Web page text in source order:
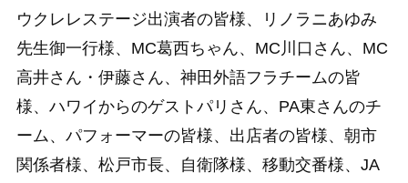
ウクレレステージ出演者の皆様、リノラニあゆみ
先生御一行様、MC葛西ちゃん、MC川口さん、MC
高井さん・伊藤さん、神田外語フラチームの皆
様、ハワイからのゲストパリさん、PA東さんのチ
ーム、パフォーマーの皆様、出店者の皆様、朝市
関係者様、松戸市長、自衛隊様、移動交番様、JA